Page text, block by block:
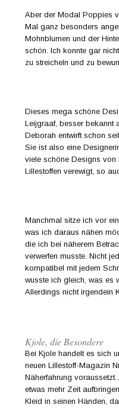
Aber der Modal Poppies
Mal ganz besonders
Mohnblumen und der
schön. Ich konnte gar
zu streicheln und zu
Dieses mega schöne
Leijgraaf, besser bekannt
Deborah entwirft schon
Sie ist also eine
viele schöne Designs von
Lillestoffen verewigt, so
Manchmal sitze ich vor
was ich daraus nähen
die ich bei näherem
verwerfen musste. Nicht
kompatibel mit jedem
wusste ich gleich, was es
Allerdings nicht irgendein
Kjole, die Besondere
Bei Kjole handelt es sich
neuen Lillestoff-Magazin
Näherfahrung
etwas mehr Zeit
Kleid in seinen Händen,